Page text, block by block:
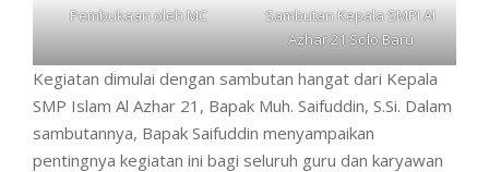
Pembukaan oleh MC
Sambutan Kepala SMPI Al
Azhar 21 Solo Baru
Kegiatan dimulai dengan sambutan hangat dari Kepala
SMP Islam Al Azhar 21, Bapak Muh. Saifuddin, S.Si. Dalam
sambutannya, Bapak Saifuddin menyampaikan
pentingnya kegiatan ini bagi seluruh guru dan karyawan